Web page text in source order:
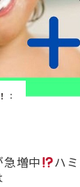
：
増中
ハ